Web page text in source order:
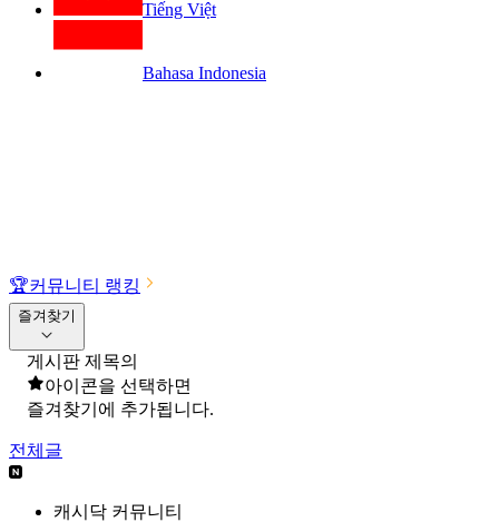
Tiếng Việt
Bahasa Indonesia
🏆커뮤니티 랭킹
즐겨찾기
게시판 제목의
아이콘을 선택하면
즐겨찾기에 추가됩니다.
전체글
캐시닥 커뮤니티